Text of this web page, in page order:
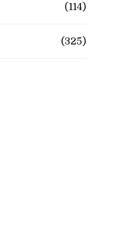
(114)
(325)